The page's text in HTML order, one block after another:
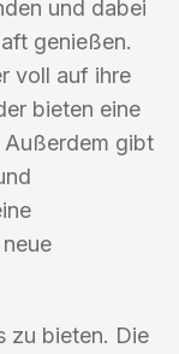
und dabei
genießen.
voll auf ihre
bieten eine
Außerdem gibt
zu bieten. Die